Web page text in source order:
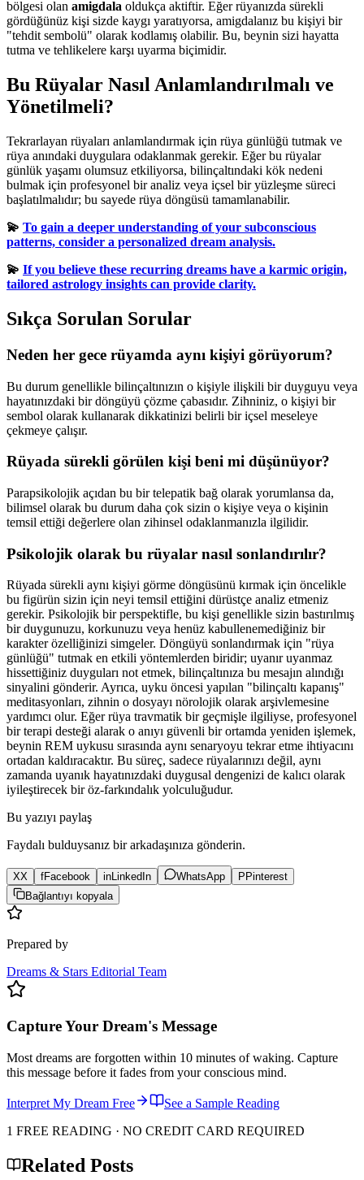
bölgesi olan amigdala oldukça aktiftir. Eğer rüyanızda sürekli
gördüğünüz kişi sizde kaygı yaratıyorsa, amigdalanız bu kişiyi bir
"tehdit sembolü" olarak kodlamış olabilir. Bu, beynin sizi hayatta
tutma ve tehlikelere karşı uyarma biçimidir.
Bu Rüyalar Nasıl Anlamlandırılmalı ve
Yönetilmeli?
Tekrarlayan rüyaları anlamlandırmak için rüya günlüğü tutmak ve
rüya anındaki duygulara odaklanmak gerekir. Eğer bu rüyalar
günlük yaşamı olumsuz etkiliyorsa, bilinçaltındaki kök nedeni
bulmak için profesyonel bir analiz veya içsel bir yüzleşme süreci
başlatılmalıdır; bu sayede rüya döngüsü tamamlanabilir.
💫 To gain a deeper understanding of your subconscious
patterns, consider a personalized dream analysis.
💫 If you believe these recurring dreams have a karmic origin,
tailored astrology insights can provide clarity.
Sıkça Sorulan Sorular
Neden her gece rüyamda aynı kişiyi görüyorum?
Bu durum genellikle bilinçaltınızın o kişiyle ilişkili bir duyguyu veya
hayatınızdaki bir döngüyü çözme çabasıdır. Zihniniz, o kişiyi bir
sembol olarak kullanarak dikkatinizi belirli bir içsel meseleye
çekmeye çalışır.
Rüyada sürekli görülen kişi beni mi düşünüyor?
Parapsikolojik açıdan bu bir telepatik bağ olarak yorumlansa da,
bilimsel olarak bu durum daha çok sizin o kişiye veya o kişinin
temsil ettiği değerlere olan zihinsel odaklanmanızla ilgilidir.
Psikolojik olarak bu rüyalar nasıl sonlandırılır?
Rüyada sürekli aynı kişiyi görme döngüsünü kırmak için öncelikle
bu figürün sizin için neyi temsil ettiğini dürüstçe analiz etmeniz
gerekir. Psikolojik bir perspektifle, bu kişi genellikle sizin bastırılmış
bir duygunuzu, korkunuzu veya henüz kabullenemediğiniz bir
karakter özelliğinizi simgeler. Döngüyü sonlandırmak için "rüya
günlüğü" tutmak en etkili yöntemlerden biridir; uyanır uyanmaz
hissettiğiniz duyguları not etmek, bilinçaltınıza bu mesajın alındığı
sinyalini gönderir. Ayrıca, uyku öncesi yapılan "bilinçaltı kapanış"
meditasyonları, zihnin o dosyayı nörolojik olarak arşivlemesine
yardımcı olur. Eğer rüya travmatik bir geçmişle ilgiliyse, profesyonel
bir terapi desteği alarak o anıyı güvenli bir ortamda yeniden işlemek,
beynin REM uykusu sırasında aynı senaryoyu tekrar etme ihtiyacını
ortadan kaldıracaktır. Bu süreç, sadece rüyalarınızı değil, aynı
zamanda uyanık hayatınızdaki duygusal dengenizi de kalıcı olarak
iyileştirecek bir öz-farkındalık yolculuğudur.
Bu yazıyı paylaş
Faydalı bulduysanız bir arkadaşınıza gönderin.
XX fFacebook inLinkedIn WhatsApp P Pinterest
Bağlantıyı kopyala
Prepared by
Dreams & Stars Editorial Team
Capture Your Dream's Message
Most dreams are forgotten within 10 minutes of waking. Capture
this message before it fades from your conscious mind.
Interpret My Dream Free
See a Sample Reading
1 FREE READING · NO CREDIT CARD REQUIRED
Related Posts